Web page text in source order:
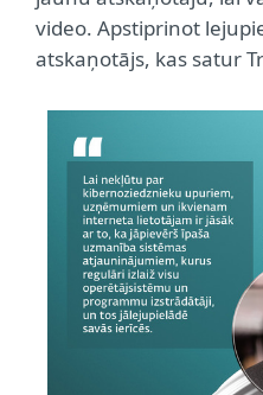
video. Apstiprinot
atskaņotājs, kas satur